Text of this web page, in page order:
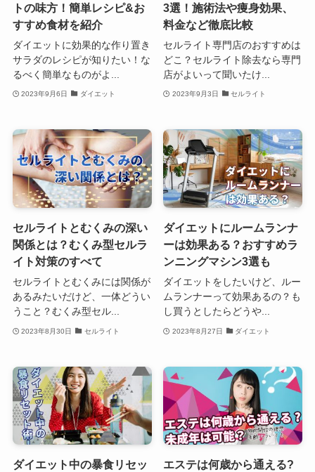
トの味方！簡単レシピ&お
すすめ食材を紹介
ダイエットに効果的な作り置き
サラダのレシピが知りたい！な
るべく簡単なものがよ...
2023年9月6日 ダイエット
3選！施術法や痩身効果、
料金など徹底比較
セルライト専門店のおすすめは
どこ？セルライト除去なら専門
店がよいって聞いたけ...
2023年9月3日 セルライト
セルライトとむくみの深い
関係とは？むくみ型セルラ
イト対策のすべて
セルライトとむくみには関係が
あるみたいだけど、一体どうい
うこと？むくみ型セル...
2023年8月30日 セルライト
ダイエットにルームランナ
ーは効果ある？おすすめラ
ンニングマシン3選も
ダイエットをしたいけど、ルー
ムランナーって効果あるの？も
し買うとしたらどうや...
2023年8月27日 ダイエット
ダイエット中の暴食リセッ
エステは何歳から通える?